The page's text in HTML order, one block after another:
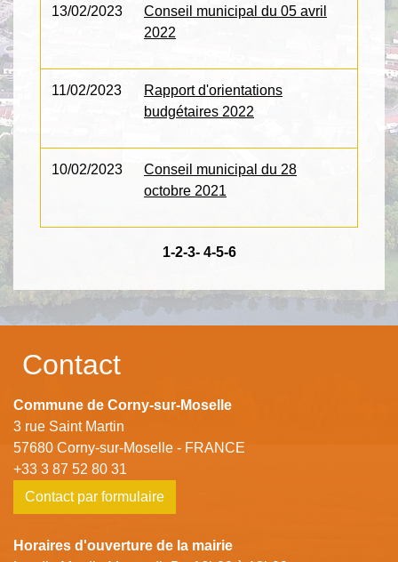
13/02/2023
Conseil municipal du 05 avril
2022
11/02/2023
Rapport d'orientations
budgétaires 2022
10/02/2023
Conseil municipal du 28
octobre 2021
1-2-3- 4-5-6
Contact
Commune de Corny-sur-Moselle
3 rue Saint Martin
57680 Corny-sur-Moselle - FRANCE
+33 3 87 52 80 31
Contact par formulaire
Horaires d'ouverture de la mairie